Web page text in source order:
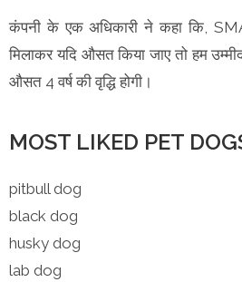
कंपनी के एक अधिकारी ने कहा कि,
मिलाकर यदि औसत किया जाए तो हम
औसत 4 वर्ष की वृद्धि होगी।
MOST LIKED PET
pitbull dog
black dog
husky dog
lab dog